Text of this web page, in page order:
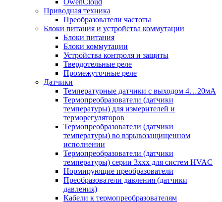
Приводная техника
Преобразователи частоты
Блоки питания и устройства коммутации
Блоки питания
Блоки коммутации
Устройства контроля и защиты
Твердотельные реле
Промежуточные реле
Датчики
Температурные датчики с выходом 4…20мА
Термопреобразователи (датчики
температуры) для измерителей и
терморегуляторов
Термопреобразователи (датчики
температуры) во взрывозащищенном
исполнении
Термопреобразователи (датчики
температуры) серии 3ххх для систем HVAC
Нормирующие преобразователи
Преобразователи давления (датчики
давления)
Кабели к термопреобразователям